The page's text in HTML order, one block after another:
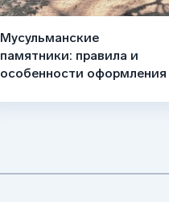
Мусульманские
памятники: правила и
особенности оформления